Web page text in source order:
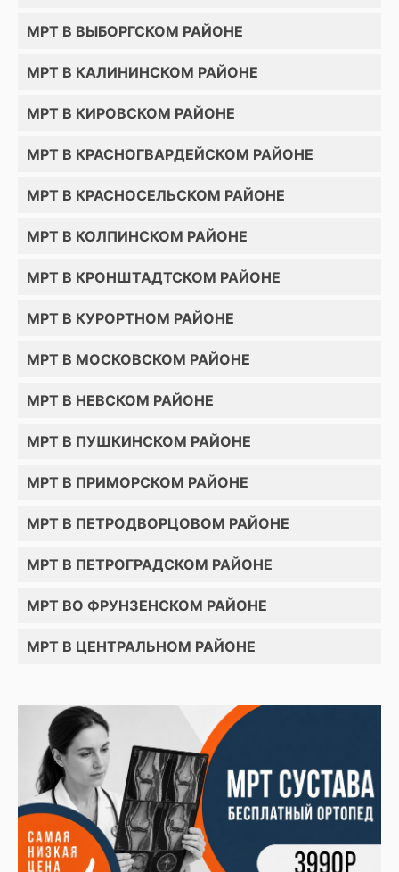
МРТ В ВЫБОРГСКОМ РАЙОНЕ
МРТ В КАЛИНИНСКОМ РАЙОНЕ
МРТ В КИРОВСКОМ РАЙОНЕ
МРТ В КРАСНОГВАРДЕЙСКОМ РАЙОНЕ
МРТ В КРАСНОСЕЛЬСКОМ РАЙОНЕ
МРТ В КОЛПИНСКОМ РАЙОНЕ
МРТ В КРОНШТАДТСКОМ РАЙОНЕ
МРТ В КУРОРТНОМ РАЙОНЕ
МРТ В МОСКОВСКОМ РАЙОНЕ
МРТ В НЕВСКОМ РАЙОНЕ
МРТ В ПУШКИНСКОМ РАЙОНЕ
МРТ В ПРИМОРСКОМ РАЙОНЕ
МРТ В ПЕТРОДВОРЦОВОМ РАЙОНЕ
МРТ В ПЕТРОГРАДСКОМ РАЙОНЕ
МРТ ВО ФРУНЗЕНСКОМ РАЙОНЕ
МРТ В ЦЕНТРАЛЬНОМ РАЙОНЕ